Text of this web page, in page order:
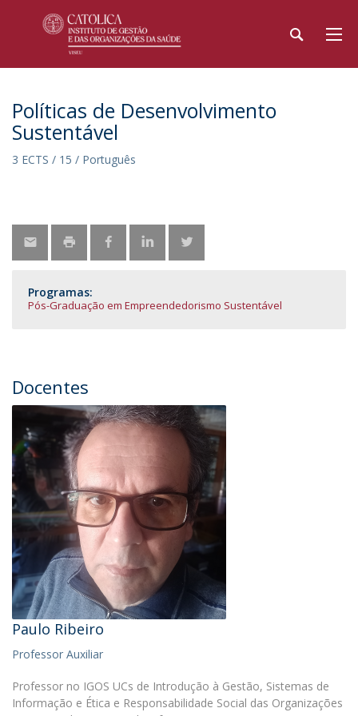
Políticas de Desenvolvimento
Sustentável
3 ECTS / 15 / Português
Programas:
Pós-Graduação em Empreendedorismo Sustentável
Docentes
Paulo Ribeiro
Professor Auxiliar
Professor no IGOS UCs de Introdução à Gestão, Sistemas de
Informação e Ética e Responsabilidade Social das Organizações